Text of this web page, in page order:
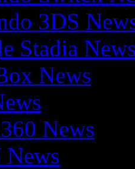
3DS
Stadia
News
News